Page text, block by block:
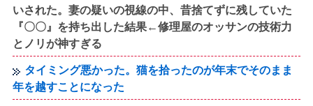
いされた。妻の疑いの視線の中、昔捨てずに残していた
『〇〇』を持ち出した結果←修理屋のオッサンの技術力
とノリが神すぎる
タイミング悪かった。猫を拾ったのが年末でそのまま
年を越すことになった